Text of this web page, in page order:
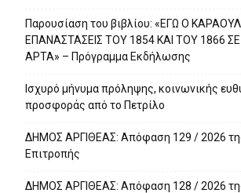
Παρουσίαση του βιβλίου: «ΕΓΩ Ο
ΕΠΑΝΑΣΤΑΣΕΙΣ ΤΟΥ 1854 ΚΑΙ ΤΟΥ 1866
ΑΡΤΑ» – Πρόγραμμα Εκδήλωσης
Ισχυρό μήνυμα πρόληψης, κοινωνικής
προσφοράς από το Πετρίλο
ΔΗΜΟΣ ΑΡΓΙΘΕΑΣ: Απόφαση 129 / 2026
Επιτροπής
ΔΗΜΟΣ ΑΡΓΙΘΕΑΣ: Απόφαση 128 / 2026